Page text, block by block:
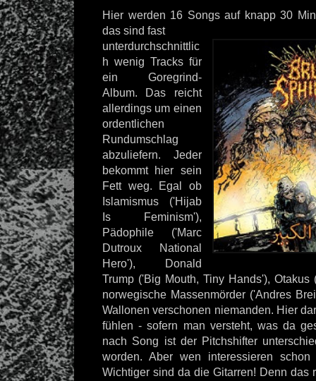
Hier werden 16 Songs auf knapp 30
das sind fast
unterdurchschnittlic
h wenig Tracks für
ein Goregrind-
Album. Das reicht
allerdings um einen
ordentlichen
Rundumschlag
abzuliefern. Jeder
bekommt hier sein
Fett weg. Egal ob
Islamismus ('Hijab
Is Feminism'),
Pädophile ('Marc
Dutroux National
Hero'), Donald
Trump ('Big Mouth, Tiny Hands'), Otakus
norwegische Massenmörder ('Andres
Wallonen verschonen niemanden. Hier
fühlen - sofern man versteht, was da
nach Song ist der Pitchshifter
worden. Aber wen interessieren schon
Wichtiger sind da die Gitarren! Denn das